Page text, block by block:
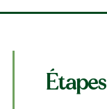
Étapes